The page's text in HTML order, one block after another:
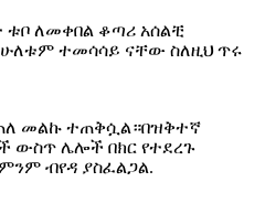
ቱቦ ለመቀበል ቆጣሪ አሰልቺ
ተመሳሳይ ናቸው ስለዚህ ጥሩ
መልኩ ተጠቅሷል።በዝቅተኛ
ውስጥ ሌሎች በክር የተደረጉ
ብየዳ ያስፈልጋል.